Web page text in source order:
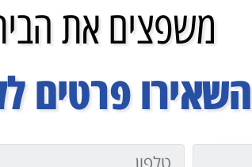
משפצים את
השאירו פרטים